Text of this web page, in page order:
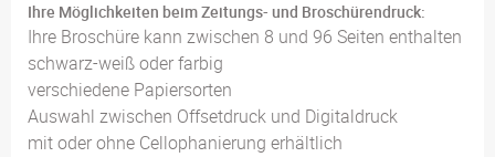
Ihre Möglichkeiten beim Zeitungs- und Broschürendruck:
Ihre Broschüre kann zwischen 8 und 96 Seiten enthalten
schwarz-weiß oder farbig
verschiedene Papiersorten
Auswahl zwischen Offsetdruck und Digitaldruck
mit oder ohne Cellophanierung erhältlich